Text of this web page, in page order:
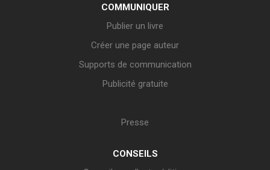
COMMUNIQUER
Publier un livre
Créer une page auteur
Supports de communication
Publicité gratuite
Presse
CONSEILS